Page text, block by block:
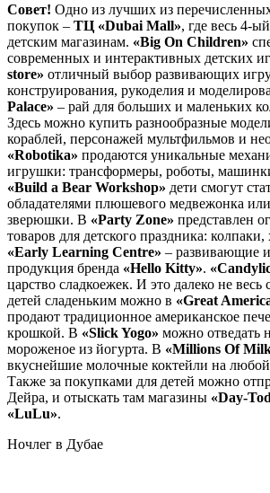
Совет! Одно из лучших из
покупок – ТЦ «Dubai Mall», где весь 4-
детским магазинам. «Big On Children»
современных и интерактивных детских
store» отличный выбор развивающих
конструирования, рукоделия и
Palace» – рай для больших и маленьких
Здесь можно купить разнообразные
кораблей, персонажей мультфильмов и
«Robotika» продаются уникальные
игрушки: трансформеры, роботы,
«Build a Bear Workshop» дети смогут
обладателями плюшевого медвежонка
зверюшки. В «Party Zone» представлен
товаров для детского праздника:
«Early Learning Centre» – развивающие
продукция бренда «Hello Kitty».
царство сладкоежек. И это далеко не весь
детей сладеньким можно в «Great
продают традиционное американское
крошкой. В «Slick Yogo» можно отведать
мороженое из йогурта. В «Millions Of
вкуснейшие молочные коктейли на
Также за покупками для детей можно
Дейра, и отыскать там магазины «Day-
«LuLu».
Ночлег в Дубае